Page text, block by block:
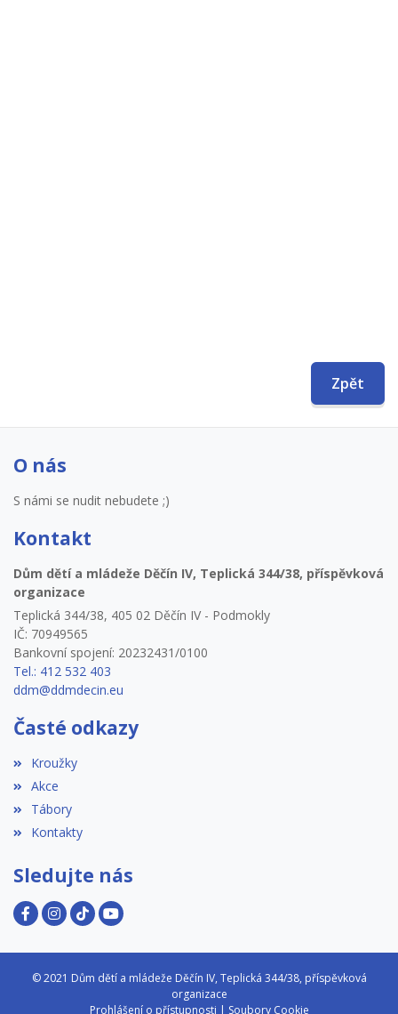
Zpět
O nás
S námi se nudit nebudete ;)
Kontakt
Dům dětí a mládeže Děčín IV, Teplická 344/38, příspěvková
organizace
Teplická 344/38, 405 02 Děčín IV - Podmokly
IČ: 70949565
Bankovní spojení: 20232431/0100
Tel.: 412 532 403
ddm@ddmdecin.eu
Časté odkazy
Kroužky
Akce
Tábory
Kontakty
Sledujte nás
© 2021 Dům dětí a mládeže Děčín IV, Teplická 344/38, příspěvková
organizace
Prohlášení o přístupnosti | Soubory Cookie